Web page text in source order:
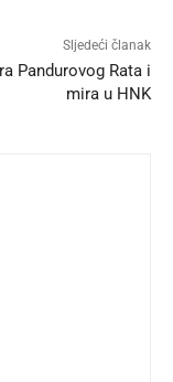
Sljedeći članak
Pandurovog Rata i
mira u HNK